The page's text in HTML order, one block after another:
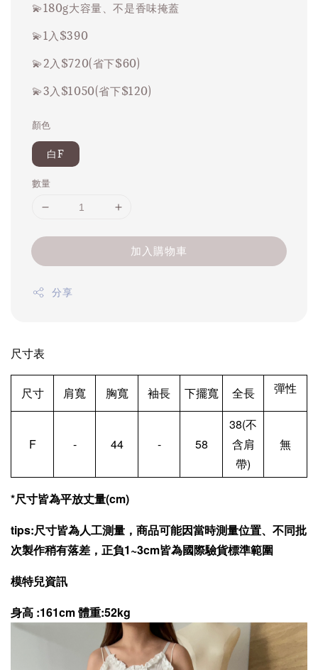
💫180g大容量、不是香味掩蓋
💫1入$390
💫2入$720(省下$60)
💫3入$1050(省下$120)
顏色
白F
數量
加入購物車
分享
尺寸表
尺寸 肩寬 胸寬 袖長 下擺寬 全長 彈性
F - 44 - 58
38(不
含肩
帶)
無
*尺寸皆為平放丈量(cm)
tips:尺寸皆為人工測量，商品可能因當時測量位置、不同批
次製作稍有落差，正負1~3cm皆為國際驗貨標準範圍
模特兒資訊
身高 :161cm 體重:52kg